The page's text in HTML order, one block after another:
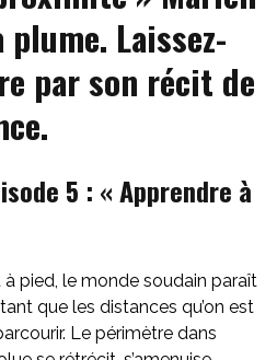
Laissez-
par son récit de
5 : « Apprendre à
pied, le monde soudain paraît
que les distances qu’on est
Le périmètre dans